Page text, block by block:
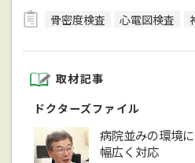
骨密度検査
心電図検査
取材記事
ドクターズファイル
病院並みの環境
幅広く対応